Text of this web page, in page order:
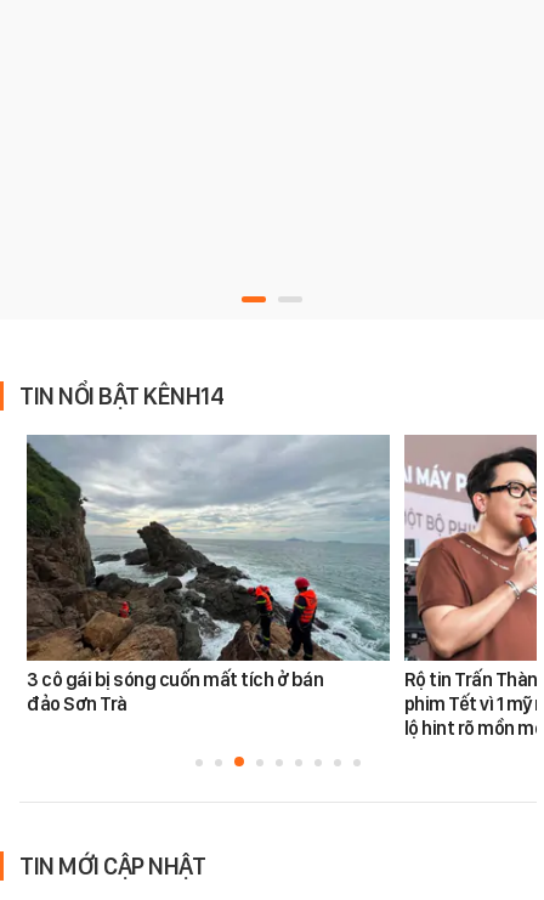
TIN NỔI BẬT KÊNH14
3 cô gái bị sóng cuốn mất tích ở bán
đảo Sơn Trà
Rộ tin Trấn
phim Tết vì 1 mỹ
lộ hint rõ mồn
TIN MỚI CẬP NHẬT